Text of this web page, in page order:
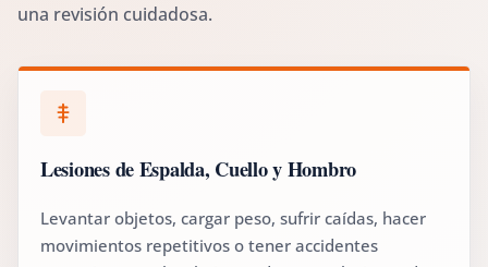
una revisión cuidadosa.
Lesiones de Espalda, Cuello y Hombro
Levantar objetos, cargar peso, sufrir caídas, hacer
movimientos repetitivos o tener accidentes